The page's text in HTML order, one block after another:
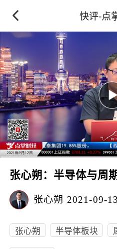
快评-点
张心朔：半导体与周
张心朔 2021-09-13
张心朔 半导体板块